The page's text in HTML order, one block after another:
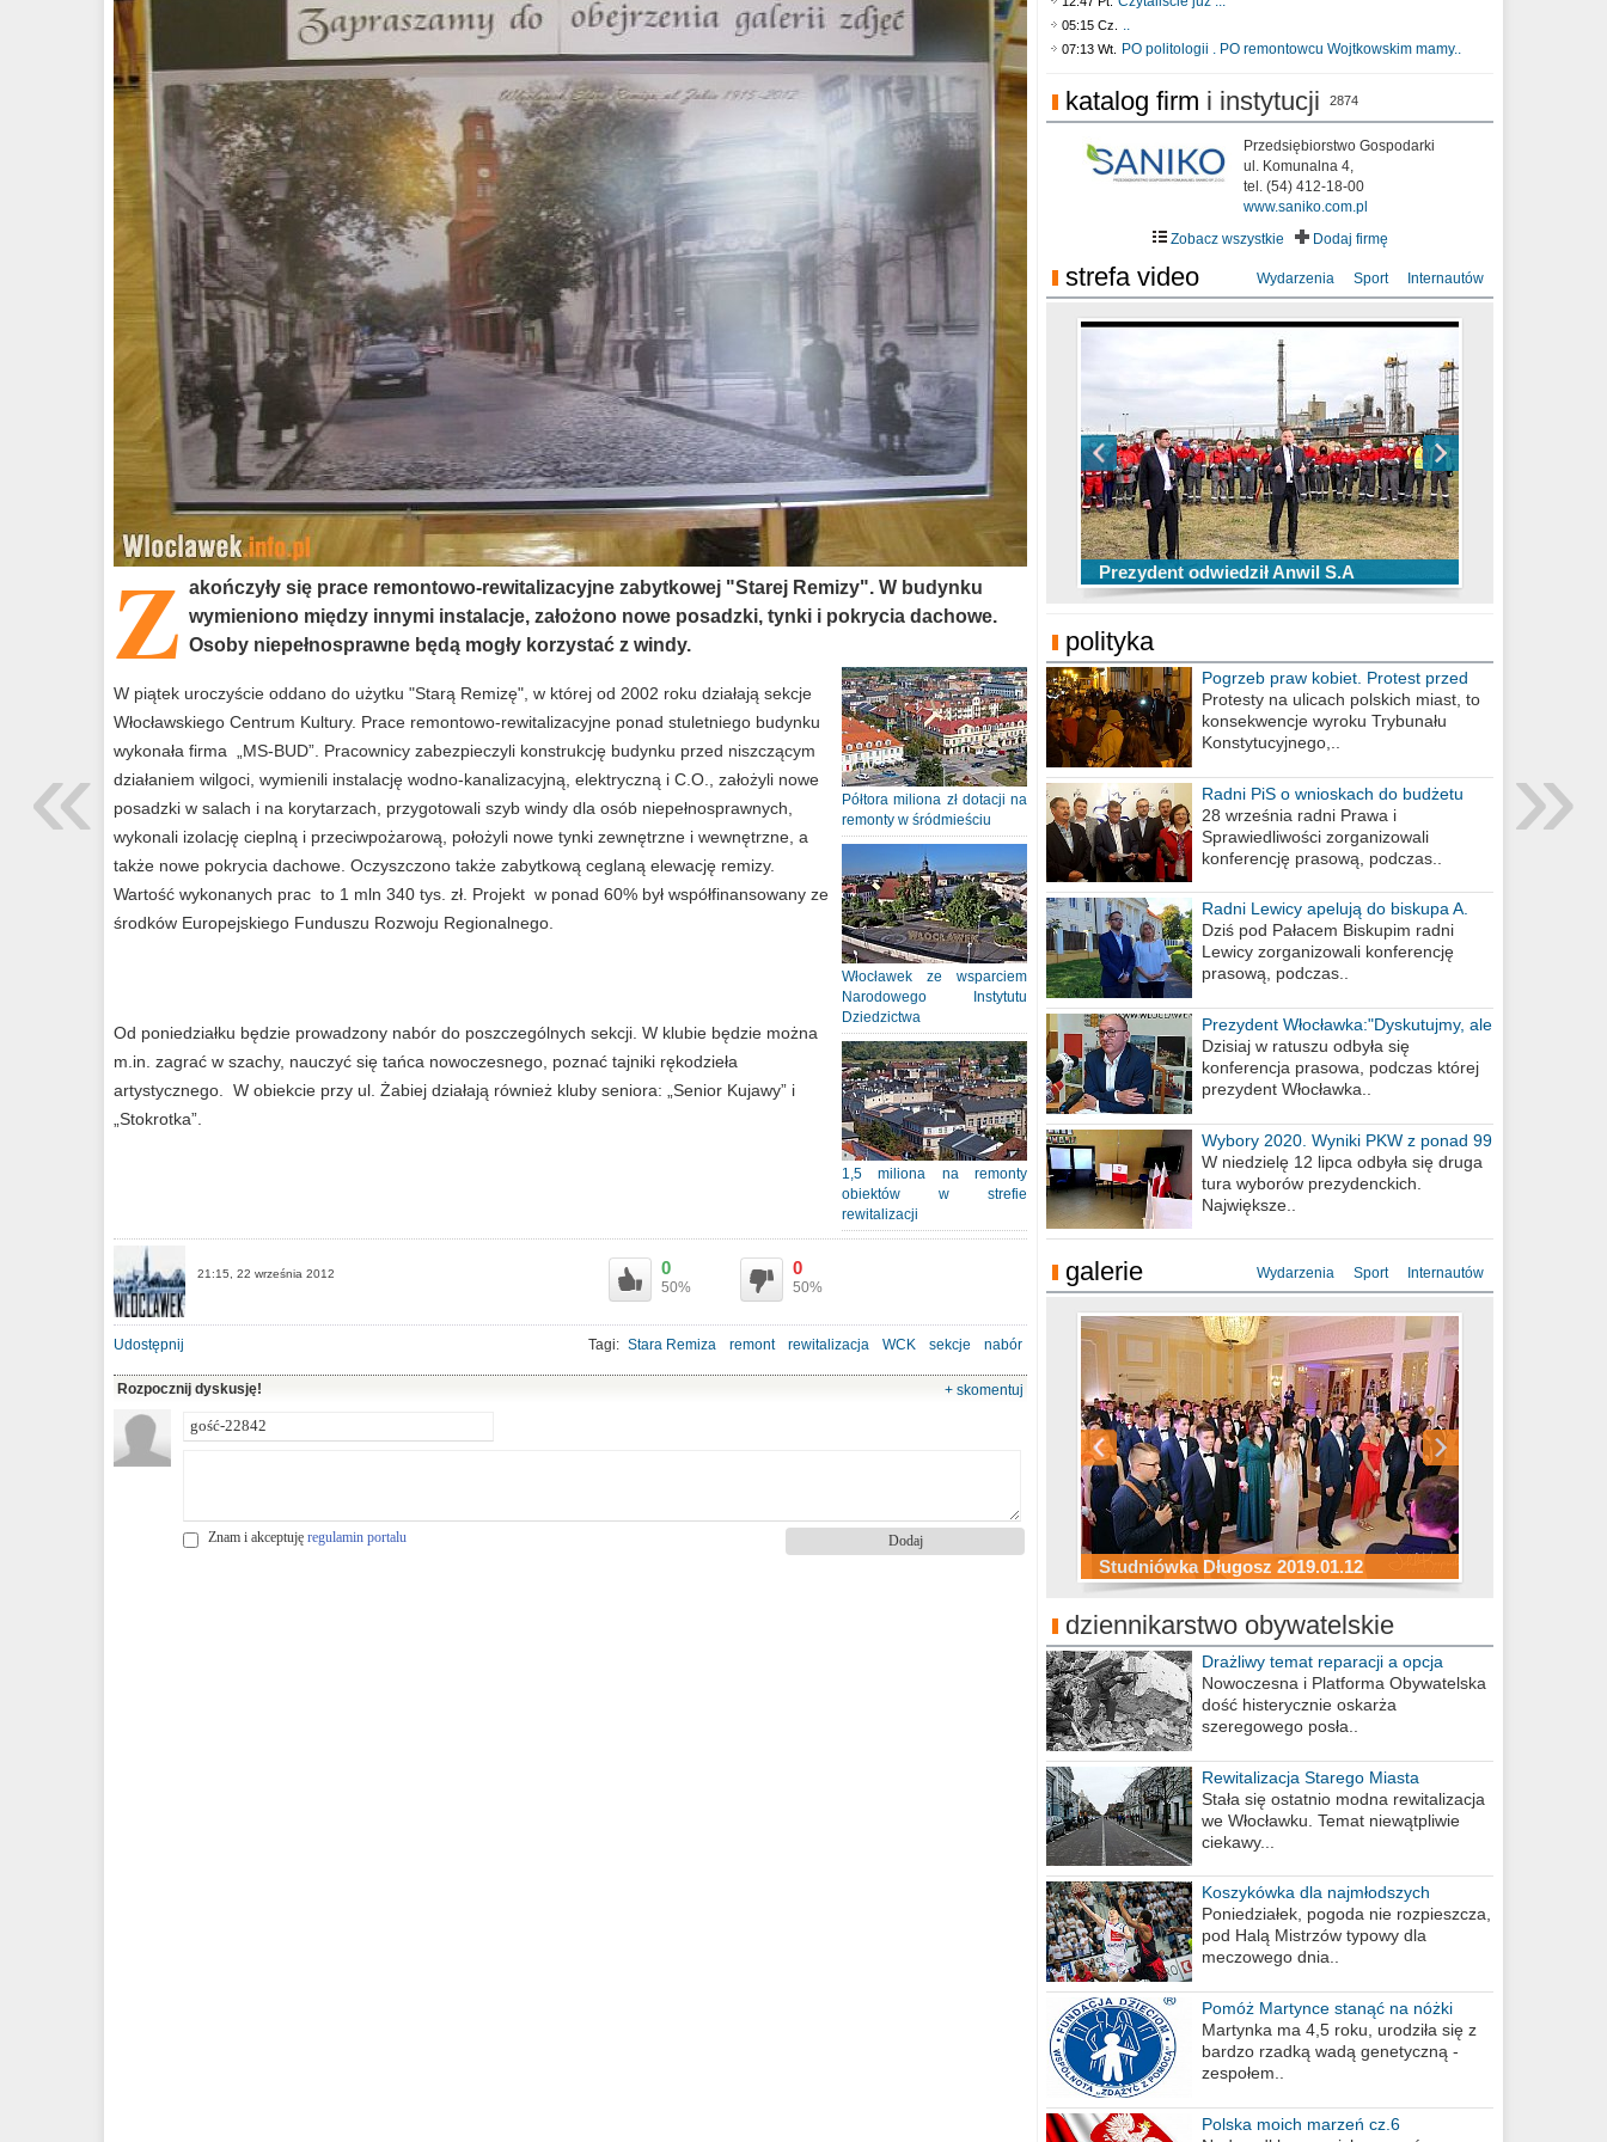
Z akończyły się prace remontowo-rewitalizacyjne zabytkowej "Starej Remizy". W budynku
wymieniono między innymi instalacje, założono nowe posadzki, tynki i pokrycia dachowe.
Osoby niepełnosprawne będą mogły korzystać z windy.
Półtora miliona zł dotacji na
remonty w śródmieściu
Włocławek ze wsparciem
Narodowego Instytutu
Dziedzictwa
1,5 miliona na remonty
obiektów w strefie
rewitalizacji
W piątek uroczyście oddano do użytku "Starą Remizę", w której od 2002 roku działają sekcje
Włocławskiego Centrum Kultury. Prace remontowo-rewitalizacyjne ponad stuletniego budynku
wykonała firma „MS-BUD”. Pracownicy zabezpieczyli konstrukcję budynku przed niszczącym
działaniem wilgoci, wymienili instalację wodno-kanalizacyjną, elektryczną i C.O., założyli nowe
posadzki w salach i na korytarzach, przygotowali szyb windy dla osób niepełnosprawnych,
wykonali izolację cieplną i przeciwpożarową, położyli nowe tynki zewnętrzne i wewnętrzne, a
także nowe pokrycia dachowe. Oczyszczono także zabytkową ceglaną elewację remizy.
Wartość wykonanych prac to 1 mln 340 tys. zł. Projekt w ponad 60% był współfinansowany ze
środków Europejskiego Funduszu Rozwoju Regionalnego.
Od poniedziałku będzie prowadzony nabór do poszczególnych sekcji. W klubie będzie można
m.in. zagrać w szachy, nauczyć się tańca nowoczesnego, poznać tajniki rękodzieła
artystycznego. W obiekcie przy ul. Żabiej działają również kluby seniora: „Senior Kujawy” i
„Stokrotka”.
21:15, 22 września 2012 0
50%
0
50%
Udostępnij Tagi: Stara Remiza remont rewitalizacja WCK sekcje nabór
Rozpocznij dyskusję! + skomentuj
Znam i akceptuję regulamin portalu
05:15 Cz. ..
07:13 Wt. PO politologii . PO remontowcu Wojtkowskim mamy..
katalog firm i instytucji 2874
Przedsiębiorstwo Gospodarki
ul. Komunalna 4,
tel. (54) 412-18-00
www.saniko.com.pl
Zobacz wszystkie
Dodaj firmę
strefa video Wydarzenia Sport Internautów
Prezydent odwiedził Anwil S.A
TOP 10 przechwytów Anwilu Włocławek
w EBL w sezonie 2019/2020
TOP 5 rzutów Anwilu Włocławek w BCL
w sezonie 2019/2020
Ni To Ponk - W oczach mamy strach
sixf33t .Last Year DRONE FOOTAGE
Włocławek
XXIII Sesja Rady Miasta Włocławek VIII
kadencji w dniu 09.06.2020 r.
polityka
Pogrzeb praw kobiet. Protest przed
biurem poselskim PiS
Protesty na ulicach polskich miast, to
konsekwencje wyroku Trybunału
Konstytucyjnego,..
Radni PiS o wnioskach do budżetu
miasta na 2021 rok
28 września radni Prawa i
Sprawiedliwości zorganizowali
konferencję prasową, podczas..
Radni Lewicy apelują do biskupa A.
Wiesława Meringa
Dziś pod Pałacem Biskupim radni
Lewicy zorganizowali konferencję
prasową, podczas..
Prezydent Włocławka:"Dyskutujmy, ale
nie obrażajmy się”
Dzisiaj w ratuszu odbyła się
konferencja prasowa, podczas której
prezydent Włocławka..
Wybory 2020. Wyniki PKW z ponad 99
procent obwodów
W niedzielę 12 lipca odbyła się druga
tura wyborów prezydenckich.
Największe..
galerie Wydarzenia Sport Internautów
Studniówka Długosz 2019.01.12
ZS Budowlanych 2019.01.12
Studniówka LZK 2019.01.11
Studniówka Kopernik 2019.01.11
Studniówka LMK 2019.01.05
Studniówka ZS Ekonomicznych
2019.01.05
dziennikarstwo obywatelskie
Drażliwy temat reparacji a opcja
berlińska
Nowoczesna i Platforma Obywatelska
dość histerycznie oskarża
szeregowego posła..
Rewitalizacja Starego Miasta
Stała się ostatnio modna rewitalizacja
we Włocławku. Temat niewątpliwie
ciekawy...
Koszykówka dla najmłodszych
Poniedziałek, pogoda nie rozpieszcza,
pod Halą Mistrzów typowy dla
meczowego dnia..
Pomóż Martynce stanąć na nóżki
Martynka ma 4,5 roku, urodziła się z
bardzo rzadką wadą genetyczną -
zespołem..
Polska moich marzeń cz.6
»
«